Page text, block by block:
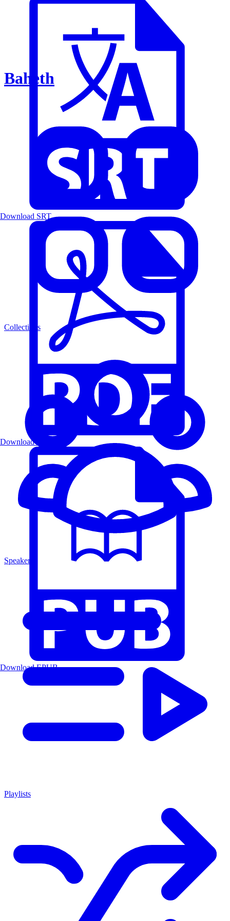
Baheth
Collections
Speakers
Playlists
Download SRT
Download PDF
Download EPUB